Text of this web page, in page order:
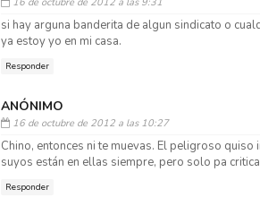
si hay arguna banderita de algun sindicato o
ya estoy yo en mi casa.
Responder
ANÓNIMO
16 de octubre de 2012 a las 10:27
Chino, entonces ni te muevas. El peligroso
suyos están en ellas siempre, pero solo pa
Responder